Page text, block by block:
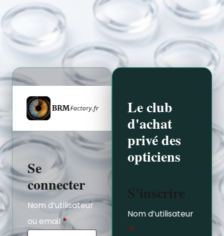
Se
connecter
Nom d’utilisateur
ou email*
Le club
d'achat
privé des
opticiens
S'inscrire
Nom d’utilisateur
*